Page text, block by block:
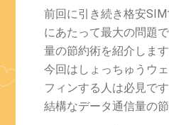
前回に引き続き格安
にあたって最大の問題
量の節約術を紹介します
今回はしょっちゅうウ
フィンする人は必見です
結構なデータ通信量の